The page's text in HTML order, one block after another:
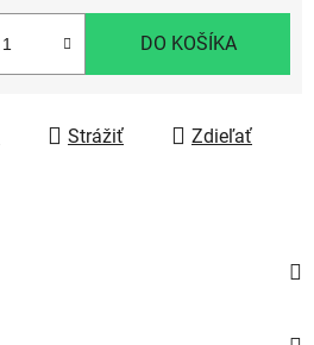
DO KOŠÍKA
Strážiť Zdieľať